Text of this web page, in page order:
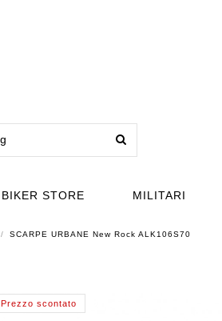
BIKER STORE MILITARI
SCARPE URBANE New Rock ALK106S70
Prezzo scontato